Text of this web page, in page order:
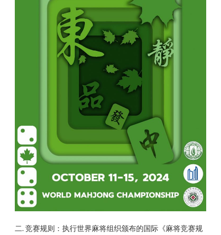
二. 竞赛规则：执行世界麻将组织颁布的国际《麻将竞赛规